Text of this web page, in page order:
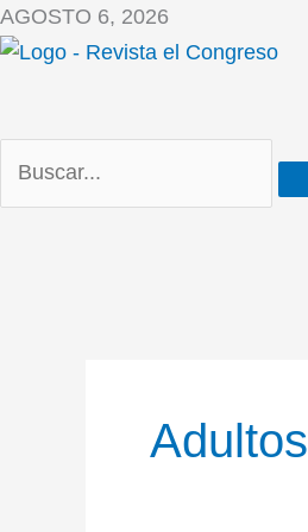
Ir
al
AGOSTO 6, 2026
Adultos